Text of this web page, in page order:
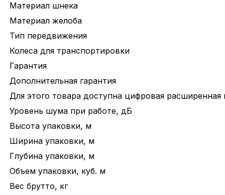
Материал шнека
Материал желоба
Тип передвижения
Колеса для транспортировки
Гарантия
Дополнительная гарантия
Для этого товара доступна цифровая расширенная
Уровень шума при работе, дБ
Высота упаковки, м
Ширина упаковки, м
Глубина упаковки, м
Объем упаковки, куб. м
Вес брутто, кг